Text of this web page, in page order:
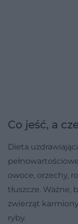
Co jeść, a
Dieta
owoce, orzechy,
tłuszcze. Ważne,
zwierząt
ryby.